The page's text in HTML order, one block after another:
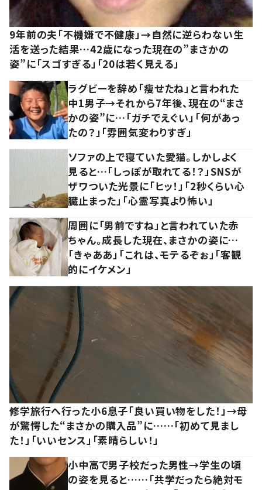
9年前の夫「不機嫌で不健康」→自然に逆らわない生
活を送った結果…42歳になった現在の”まさかの
姿”に「スゴすぎる」「20は若く見える」
ラグビーを辞め「痩せたね」と言われた
中1男子→それから7年後、現在の“まさ
かの姿”に…「ガチでえぐい」「何があっ
たの？」「雰囲気変わりすぎ」
ソファの上で寝ていた愛猫。しかしよく
見ると…「しっぽが取れてる！？」SNSが
ザワついた光景に「ヒッ！」「2秒くらい心
臓止まった」「心霊写真より怖い」
周囲に「男前ですね」と言われていた赤
ちゃん。成長した現在、まさかの姿に…
「きゃああ」「これは、モテるぞぉ」「客観
的にイケメン」
修学旅行へ行った小6息子「良い買い物をした！」→母
が驚愕した“まさかの購入品”に……「初めて見まし
た！」「いいセンス」「素晴らしい！」
小中高で男子校だった男性→学生の頃
の姿を見ると……「共学だったら絶対モ